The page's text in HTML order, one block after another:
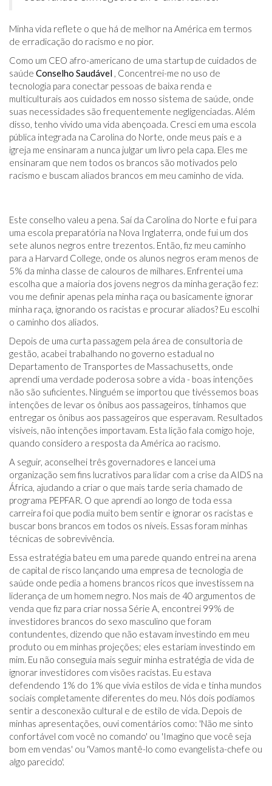
Minha vida reflete o que há de melhor na América em termos
de erradicação do racismo e no pior.
Como um CEO afro-americano de uma startup de cuidados de
saúde Conselho Saudável , Concentrei-me no uso de
tecnologia para conectar pessoas de baixa renda e
multiculturais aos cuidados em nosso sistema de saúde, onde
suas necessidades são frequentemente negligenciadas. Além
disso, tenho vivido uma vida abençoada. Cresci em uma escola
pública integrada na Carolina do Norte, onde meus pais e a
igreja me ensinaram a nunca julgar um livro pela capa. Eles me
ensinaram que nem todos os brancos são motivados pelo
racismo e buscam aliados brancos em meu caminho de vida.
Este conselho valeu a pena. Saí da Carolina do Norte e fui para
uma escola preparatória na Nova Inglaterra, onde fui um dos
sete alunos negros entre trezentos. Então, fiz meu caminho
para a Harvard College, onde os alunos negros eram menos de
5% da minha classe de calouros de milhares. Enfrentei uma
escolha que a maioria dos jovens negros da minha geração fez:
vou me definir apenas pela minha raça ou basicamente ignorar
minha raça, ignorando os racistas e procurar aliados? Eu escolhi
o caminho dos aliados.
Depois de uma curta passagem pela área de consultoria de
gestão, acabei trabalhando no governo estadual no
Departamento de Transportes de Massachusetts, onde
aprendi uma verdade poderosa sobre a vida - boas intenções
não são suficientes. Ninguém se importou que tivéssemos boas
intenções de levar os ônibus aos passageiros, tínhamos que
entregar os ônibus aos passageiros que esperavam. Resultados
visíveis, não intenções importavam. Esta lição fala comigo hoje,
quando considero a resposta da América ao racismo.
A seguir, aconselhei três governadores e lancei uma
organização sem fins lucrativos para lidar com a crise da AIDS na
África, ajudando a criar o que mais tarde seria chamado de
programa PEPFAR. O que aprendi ao longo de toda essa
carreira foi que podia muito bem sentir e ignorar os racistas e
buscar bons brancos em todos os níveis. Essas foram minhas
técnicas de sobrevivência.
Essa estratégia bateu em uma parede quando entrei na arena
de capital de risco lançando uma empresa de tecnologia de
saúde onde pedia a homens brancos ricos que investissem na
liderança de um homem negro. Nos mais de 40 argumentos de
venda que fiz para criar nossa Série A, encontrei 99% de
investidores brancos do sexo masculino que foram
contundentes, dizendo que não estavam investindo em meu
produto ou em minhas projeções; eles estariam investindo em
mim. Eu não conseguia mais seguir minha estratégia de vida de
ignorar investidores com visões racistas. Eu estava
defendendo 1% do 1% que vivia estilos de vida e tinha mundos
sociais completamente diferentes do meu. Nós dois podíamos
sentir a desconexão cultural e de estilo de vida. Depois de
minhas apresentações, ouvi comentários como: 'Não me sinto
confortável com você no comando' ou 'Imagino que você seja
bom em vendas' ou 'Vamos mantê-lo como evangelista-chefe ou
algo parecido'.